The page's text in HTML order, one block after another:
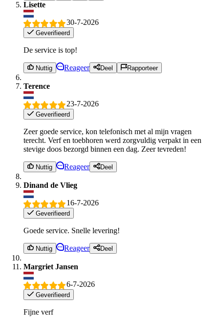
Lisette
30-7-2026
Geverifieerd
De service is top!
Nuttig Reageer Deel Rapporteer
Terence
23-7-2026
Geverifieerd
Zeer goede service, kon telefonisch met al mijn vragen
terecht. Verf en toebhoren werd zorgvuldig verpakt in een
stevige doos bezorgd binnen een dag. Zeer tevreden!
Nuttig Reageer Deel
Dinand de Vlieg
16-7-2026
Geverifieerd
Goede service. Snelle levering!
Nuttig Reageer Deel
Margriet Jansen
6-7-2026
Geverifieerd
Fijne verf